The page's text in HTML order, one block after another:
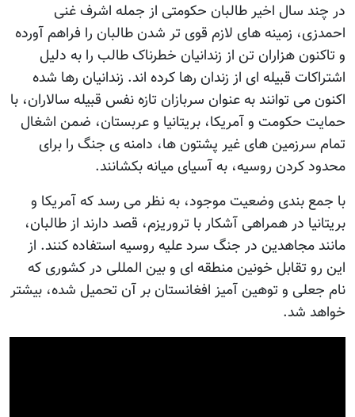
در چند سال اخیر طالبان حکومتی از جمله اشرف غنی
احمدزی، زمینه های لازم قوی تر شدن طالبان را فراهم آورده
و تاکنون هزاران تن از زندانیان خطرناک طالب را به دلیل
اشتراکات قبیله ای از زندان رها کرده اند. زندانیان رها شده
اکنون می توانند به عنوان سربازان تازه نفس قبیله سالاران، با
حمایت حکومت و آمريکا، بریتانیا و عربستان، ضمن اشغال
تمام سرزمین های غیر پشتون ها، دامنه ی جنگ را برای
محدود کردن روسیه، به آسیای میانه بکشانند.
با جمع بندی وضعیت موجود، به نظر می رسد که آمریکا و
بریتانیا در همراهی آشکار با تروریزم، قصد دارند از طالبان،
مانند مجاهدین در جنگ سرد علیه روسیه استفاده کنند. از
این رو تقابل خونین منطقه ای و بین المللی در کشوری که
نام جعلی و توهین آمیز افغانستان بر آن تحمیل شده، بیشتر
خواهد شد.